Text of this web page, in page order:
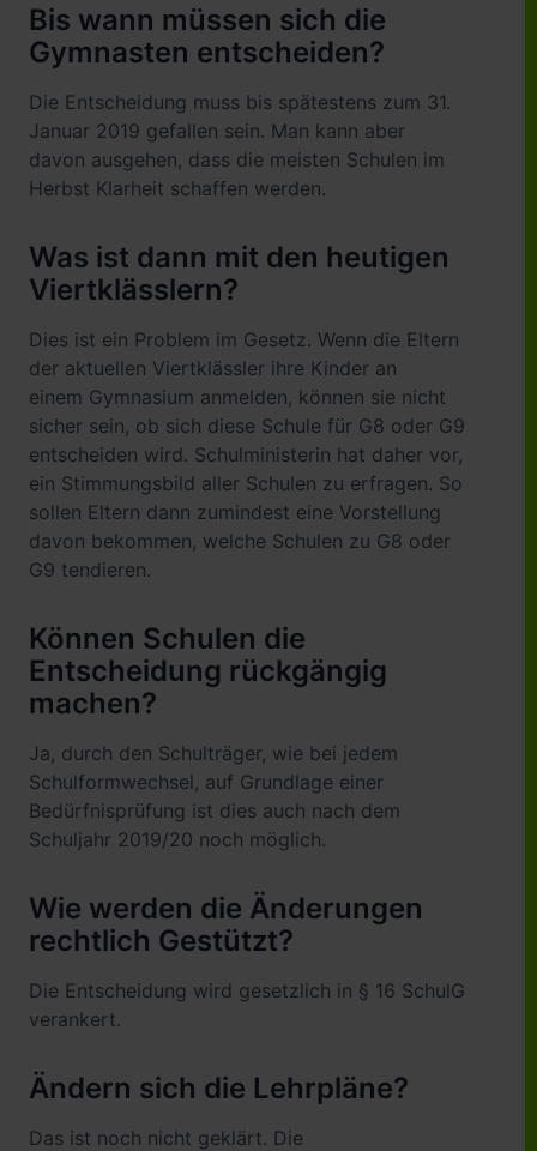
Bis wann müssen sich die
Gymnasten entscheiden?
Die Entscheidung muss bis spätestens zum 31.
Januar 2019 gefallen sein. Man kann aber
davon ausgehen, dass die meisten Schulen im
Herbst Klarheit schaffen werden.
Was ist dann mit den heutigen
Viertklässlern?
Dies ist ein Problem im Gesetz. Wenn die Eltern
der aktuellen Viertklässler ihre Kinder an
einem Gymnasium anmelden, können sie nicht
sicher sein, ob sich diese Schule für G8 oder G9
entscheiden wird. Schulministerin hat daher vor,
ein Stimmungsbild aller Schulen zu erfragen. So
sollen Eltern dann zumindest eine Vorstellung
davon bekommen, welche Schulen zu G8 oder
G9 tendieren.
Können Schulen die
Entscheidung rückgängig
machen?
Ja, durch den Schulträger, wie bei jedem
Schulformwechsel, auf Grundlage einer
Bedürfnisprüfung ist dies auch nach dem
Schuljahr 2019/20 noch möglich.
Wie werden die Änderungen
rechtlich Gestützt?
Die Entscheidung wird gesetzlich in § 16 SchulG
verankert.
Ändern sich die Lehrpläne?
Das ist noch nicht geklärt. Die